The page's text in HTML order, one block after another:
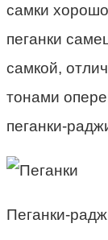
самки
пеганки
самкой,
тонами
пеганки-
Пеганки-